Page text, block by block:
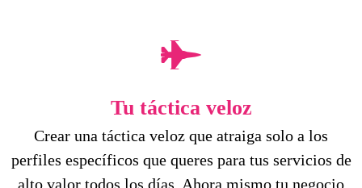
Tu táctica veloz
Crear una táctica veloz que atraiga solo a los
perfiles específicos que queres para tus servicios de
alto valor todos los días. Ahora mismo tu negocio